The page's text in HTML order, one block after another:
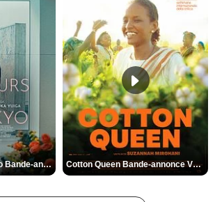
Des Fleurs pour Tokyo Bande-annonce VO STFR Cotton Queen Bande-annonce VO STFR